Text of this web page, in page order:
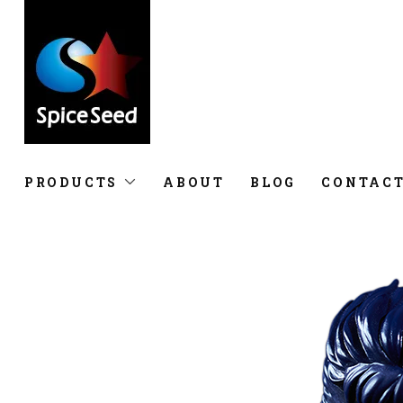
PRODUCTS ABOUT BLOG